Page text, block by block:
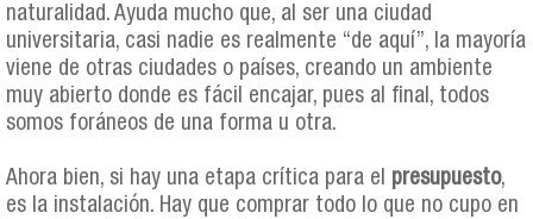
naturalidad. Ayuda mucho que, al ser una ciudad
universitaria, casi nadie es realmente “de aquí”, la mayoría
viene de otras ciudades o países, creando un ambiente
muy abierto donde es fácil encajar, pues al final, todos
somos foráneos de una forma u otra.
Ahora bien, si hay una etapa crítica para el presupuesto,
es la instalación. Hay que comprar todo lo que no cupo en